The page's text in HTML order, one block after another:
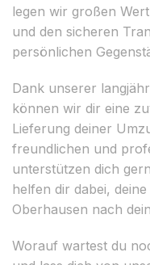
legen wir großen
und den sicheren
persönlichen
Dank unserer
können wir dir eine
Lieferung deiner
freundlichen und
unterstützen dich
helfen dir dabei,
Oberhausen nach
Worauf wartest du